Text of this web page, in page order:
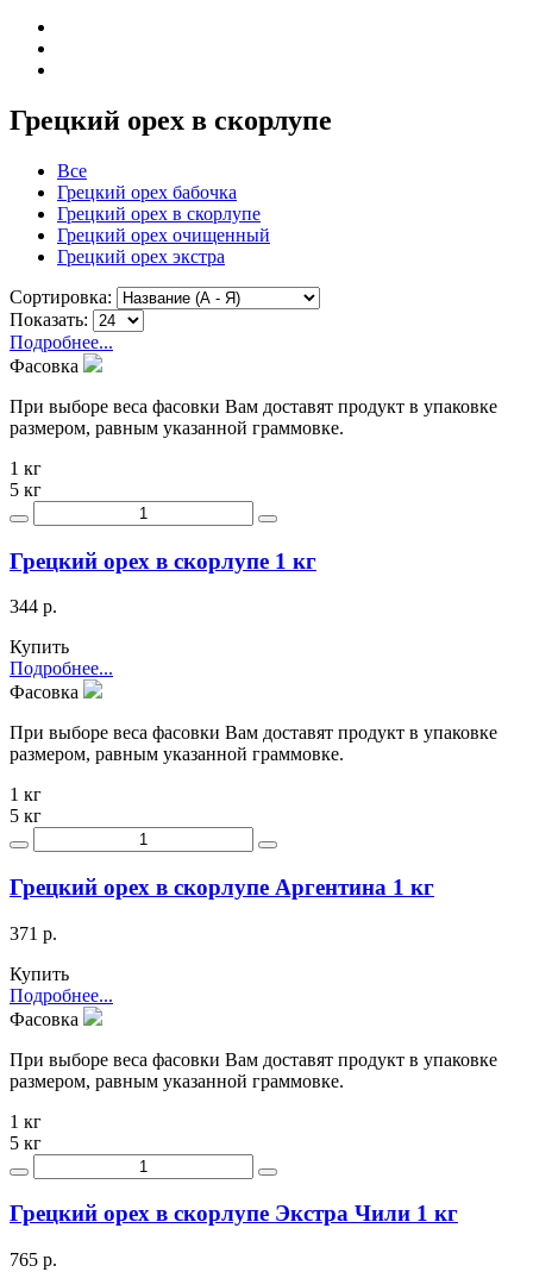
Грецкий орех в скорлупе
Все
Грецкий орех бабочка
Грецкий орех в скорлупе
Грецкий орех очищенный
Грецкий орех экстра
Сортировка:
Показать:
Подробнее...
Фасовка
При выборе веса фасовки Вам доставят продукт в упаковке
размером, равным указанной граммовке.
1 кг
5 кг
Грецкий орех в скорлупе 1 кг
344 р.
Купить
Подробнее...
Фасовка
При выборе веса фасовки Вам доставят продукт в упаковке
размером, равным указанной граммовке.
1 кг
5 кг
Грецкий орех в скорлупе Аргентина 1 кг
371 р.
Купить
Подробнее...
Фасовка
При выборе веса фасовки Вам доставят продукт в упаковке
размером, равным указанной граммовке.
1 кг
5 кг
Грецкий орех в скорлупе Экстра Чили 1 кг
765 р.